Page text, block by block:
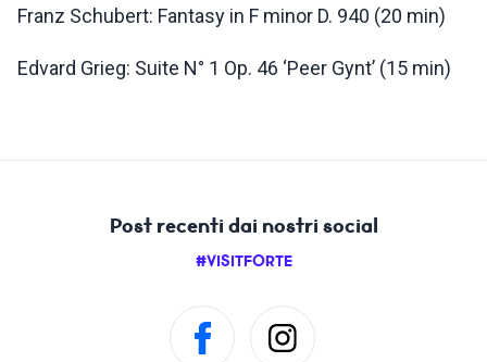
Franz Schubert: Fantasy in F minor D. 940 (20 min)
Edvard Grieg: Suite N° 1 Op. 46 ‘Peer Gynt’ (15 min)
Post recenti dai nostri social
#VISITFORTE